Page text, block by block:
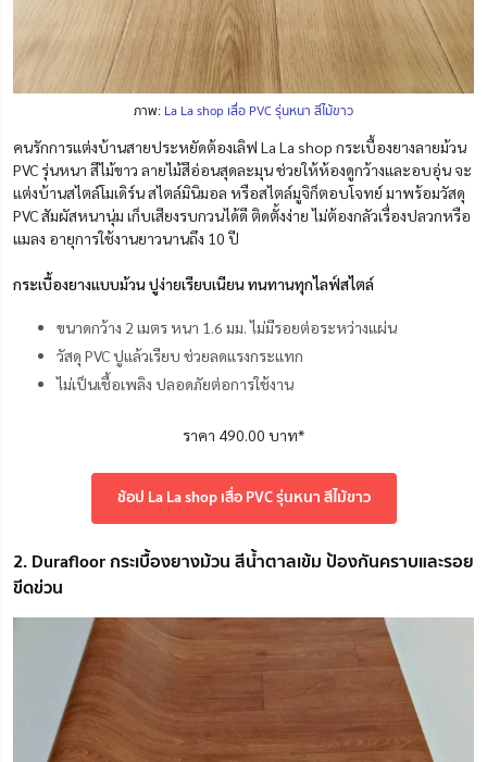
ภาพ: La La shop เสื่อ PVC รุ่นหนา สีไม้ขาว
คนรักการแต่งบ้านสายประหยัดต้องเลิฟ La La shop กระเบื้องยางลายม้วน
PVC รุ่นหนา สีไม้ขาว ลายไม้สีอ่อนสุดละมุน ช่วยให้ห้องดูกว้างและอบอุ่น จะ
แต่งบ้านสไตล์โมเดิร์น สไตล์มินิมอล หรือสไตล์มูจิก็ตอบโจทย์ มาพร้อมวัสดุ
PVC สัมผัสหนานุ่ม เก็บเสียงรบกวนได้ดี ติดตั้งง่าย ไม่ต้องกลัวเรื่องปลวกหรือ
แมลง อายุการใช้งานยาวนานถึง 10 ปี
กระเบื้องยางแบบม้วน ปูง่ายเรียบเนียน ทนทานทุกไลฟ์สไตล์
ขนาดกว้าง 2 เมตร หนา 1.6 มม. ไม่มีรอยต่อระหว่างแผ่น
วัสดุ PVC ปูแล้วเรียบ ช่วยลดแรงกระแทก
ไม่เป็นเชื้อเพลิง ปลอดภัยต่อการใช้งาน
ราคา 490.00 บาท*
ช้อป La La shop เสื่อ PVC รุ่นหนา สีไม้ขาว
2. Durafloor กระเบื้องยางม้วน สีน้ำตาลเข้ม ป้องกันคราบและรอย
ขีดข่วน